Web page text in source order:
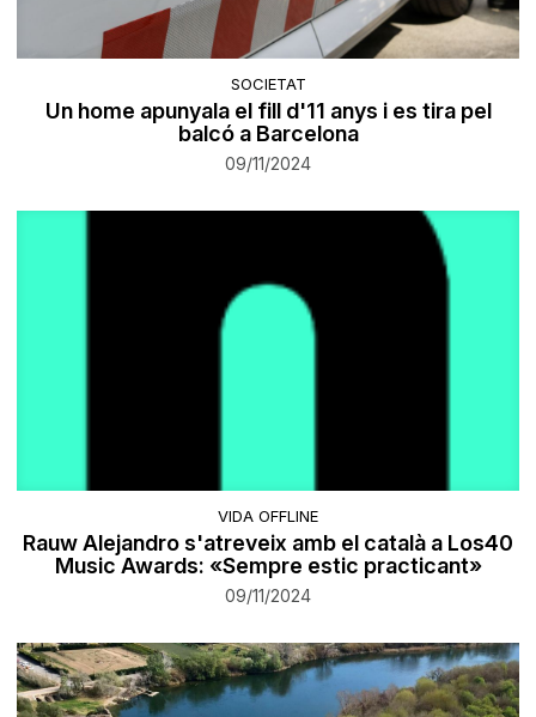
SOCIETAT
Un home apunyala el fill d'11 anys i es tira pel
balcó a Barcelona
09/11/2024
VIDA OFFLINE
Rauw Alejandro s'atreveix amb el català a Los40
Music Awards: «Sempre estic practicant»
09/11/2024